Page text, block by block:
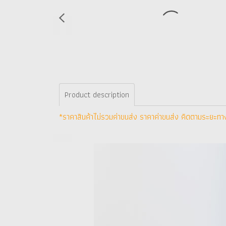
Product description
*ราคาสินค้าไม่รวมค่าขนส่ง ราคาค่าขนส่ง คิดตามระยะท